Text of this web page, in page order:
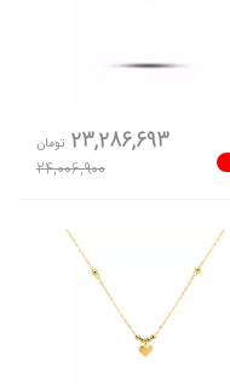
23,286,693 تومان
24,006,900